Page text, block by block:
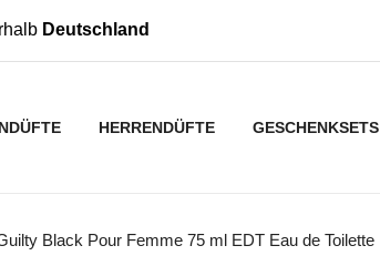
Deutschland
HERRENDÜFTE GESCHENKSETS
Black Pour Femme 75 ml EDT Eau de Toilette